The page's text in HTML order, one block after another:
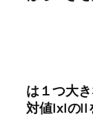
は１つ大
対値|x|の||